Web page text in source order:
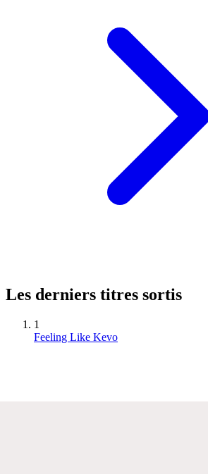
Les derniers titres sortis
1
Feeling Like Kevo